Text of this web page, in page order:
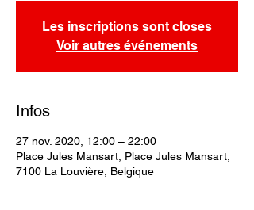
Les inscriptions sont closes
Voir autres événements
Infos
27 nov. 2020, 12:00 – 22:00
Place Jules Mansart, Place Jules Mansart,
7100 La Louvière, Belgique